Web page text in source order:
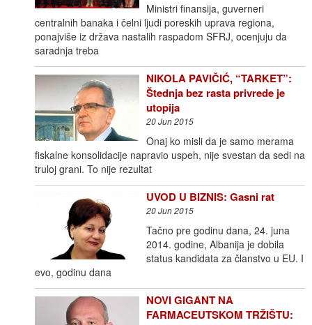
Ministri finansija, guverneri
centralnih banaka i čelni ljudi poreskih uprava regiona,
ponajviše iz država nastalih raspadom SFRJ, ocenjuju da
saradnja treba
NIKOLA PAVIČIĆ, “TARKET”:
Štednja bez rasta privrede je
utopija
20 Jun 2015
Onaj ko misli da je samo merama
fiskalne konsolidacije napravio uspeh, nije svestan da sedi na
truloj grani. To nije rezultat
UVOD U BIZNIS: Gasni rat
20 Jun 2015
Tačno pre godinu dana, 24. juna
2014. godine, Albanija je dobila
status kandidata za članstvo u EU. I
evo, godinu dana
NOVI GIGANT NA
FARMACEUTSKOM TRŽIŠTU: